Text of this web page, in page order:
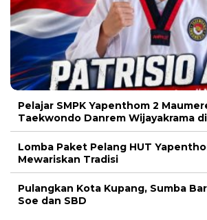
Pelajar SMPK Yapenthom 2
Taekwondo Danrem Wijayakrama
Lomba Paket Pelang HUT
Mewariskan Tradisi
Pulangkan Kota Kupang, Sumba
Soe dan SBD